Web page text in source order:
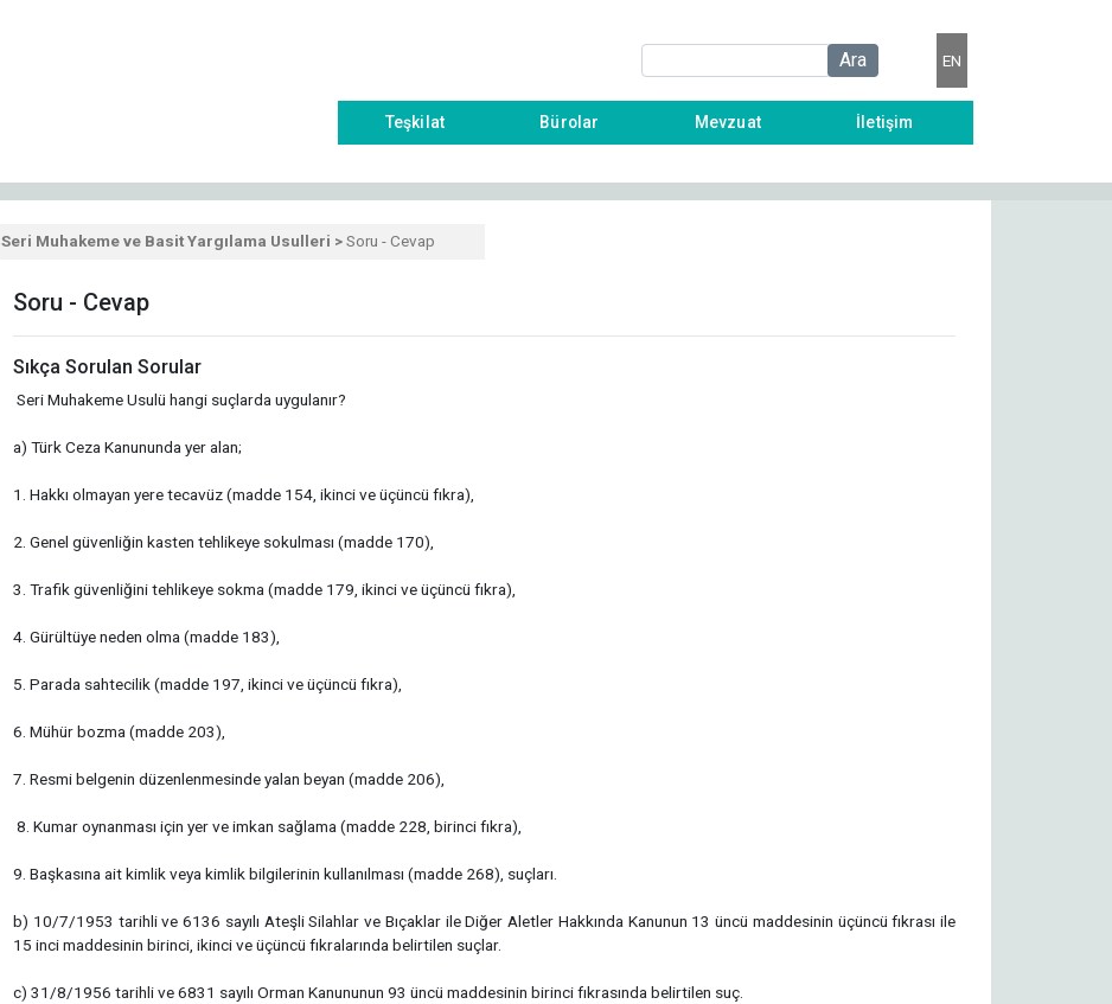
Ara EN
Teşkilat Bürolar Mevzuat İletişim
Seri Muhakeme ve Basit Yargılama Usulleri > Soru - Cevap
Soru - Cevap
Sıkça Sorulan Sorular
Seri Muhakeme Usulü hangi suçlarda uygulanır?
a) Türk Ceza Kanununda yer alan;
1. Hakkı olmayan yere tecavüz (madde 154, ikinci ve üçüncü fıkra),
2. Genel güvenliğin kasten tehlikeye sokulması (madde 170),
3. Trafik güvenliğini tehlikeye sokma (madde 179, ikinci ve üçüncü fıkra),
4. Gürültüye neden olma (madde 183),
5. Parada sahtecilik (madde 197, ikinci ve üçüncü fıkra),
6. Mühür bozma (madde 203),
7. Resmi belgenin düzenlenmesinde yalan beyan (madde 206),
8. Kumar oynanması için yer ve imkan sağlama (madde 228, birinci fıkra),
9. Başkasına ait kimlik veya kimlik bilgilerinin kullanılması (madde 268), suçları.
b) 10/7/1953 tarihli ve 6136 sayılı Ateşli Silahlar ve Bıçaklar ile Diğer Aletler Hakkında Kanunun 13 üncü maddesinin üçüncü fıkrası ile
15 inci maddesinin birinci, ikinci ve üçüncü fıkralarında belirtilen suçlar.
c) 31/8/1956 tarihli ve 6831 sayılı Orman Kanununun 93 üncü maddesinin birinci fıkrasında belirtilen suç.